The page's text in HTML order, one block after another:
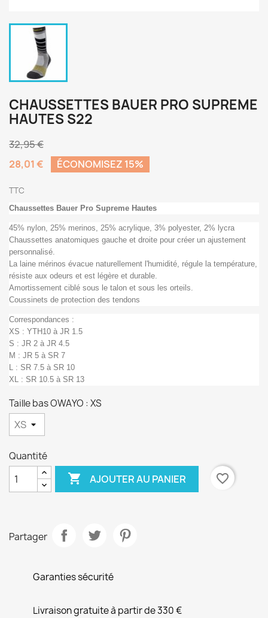
CHAUSSETTES BAUER PRO SUPREME
HAUTES S22
32,95 €
28,01 €
ÉCONOMISEZ 15%
TTC
Chaussettes Bauer Pro Supreme Hautes
45% nylon, 25% merinos, 25% acrylique, 3% polyester, 2% lycra
Chaussettes anatomiques gauche et droite pour créer un ajustement
personnalisé.
La laine mérinos évacue naturellement l'humidité, régule la température,
résiste aux odeurs et est légère et durable.
Amortissement ciblé sous le talon et sous les orteils.
Coussinets de protection des tendons
Correspondances :
XS : YTH10 à JR 1.5
S : JR 2 à JR 4.5
M : JR 5 à SR 7
L : SR 7.5 à SR 10
XL : SR 10.5 à SR 13
Taille bas OWAYO : XS
Quantité
 AJOUTER AU PANIER favorite_border
Partager
Garanties sécurité
Livraison gratuite à partir de 330 €